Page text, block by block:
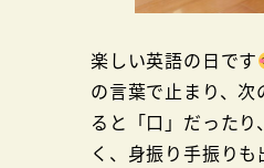
楽しい英語の日です
の言葉で止まり、
ると「口」だった
く、身振り手振り